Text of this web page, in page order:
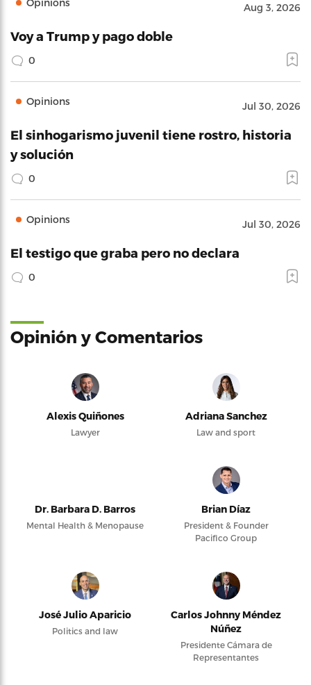
Aug 3, 2026
Voy a Trump y pago doble
0
Opinions Jul 30, 2026
El sinhogarismo juvenil tiene rostro, historia
y solución
0
Opinions Jul 30, 2026
El testigo que graba pero no declara
0
Opinión y Comentarios
Alexis Quiñones
Lawyer
Adriana Sanchez
Law and sport
Dr. Barbara D. Barros
Mental Health & Menopause
Brian Díaz
President & Founder
Pacifico Group
José Julio Aparicio
Politics and law
Carlos Johnny Méndez
Núñez
Presidente Cámara de
Representantes